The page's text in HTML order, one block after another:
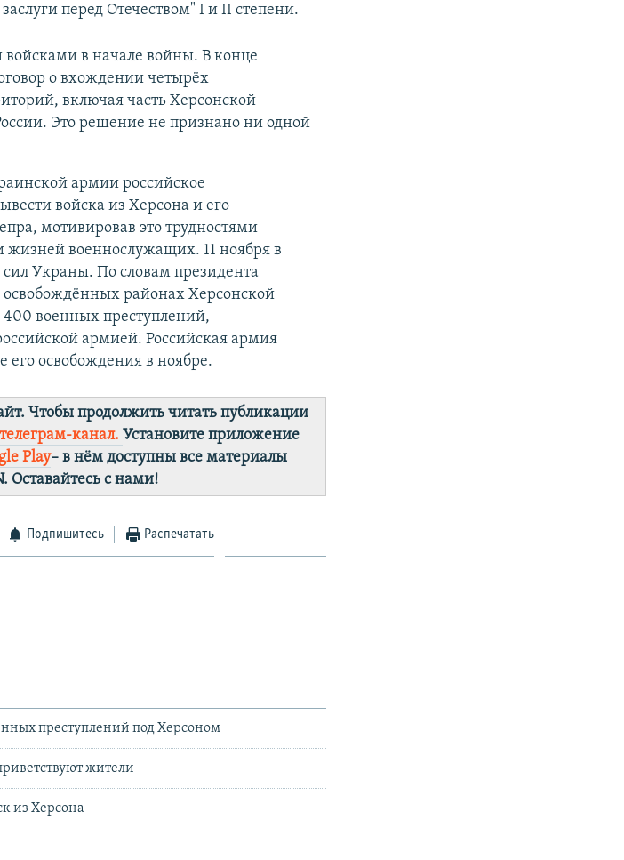
перед Отечеством" I и II степени.
в начале войны. В конце
о вхождении четырёх
включая часть Херсонской
Это решение не признано ни одной
армии российское
войска из Херсона и его
мотивировав это трудностями
жизней военнослужащих. 11 ноября в
Украны. По словам президента
районах Херсонской
400 военных преступлений,
армией. Российская армия
его освобождения в ноябре.
Чтобы продолжить читать публикации
телеграм-канал.Установите приложение
Play– в нём доступны все материалы
Оставайтесь с нами!
Подпишитесь Распечатать
преступлений под Херсоном
жители
из Херсона